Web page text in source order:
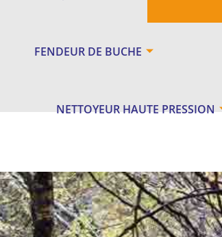
FENDEUR DE BUCHE
NETTOYEUR HAUTE PRESSION